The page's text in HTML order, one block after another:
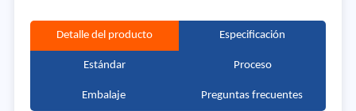
Detalle del producto Especificación
Estándar Proceso
Embalaje Preguntas frecuentes